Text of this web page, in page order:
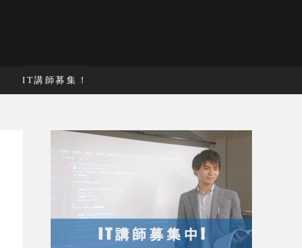
IT講師募集！